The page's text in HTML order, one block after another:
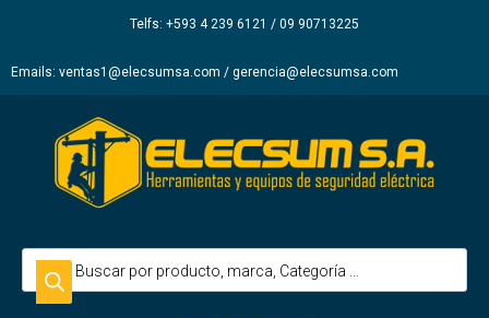
Telfs: +593 4 239 6121 / 09 90713225
Emails: ventas1@elecsumsa.com / gerencia@elecsumsa.com